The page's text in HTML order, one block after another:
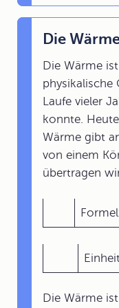
Die
Die Wärme
physikalische
Laufe vieler
konnte.
Wärme gibt
von einem
übertragen
Die Wärme